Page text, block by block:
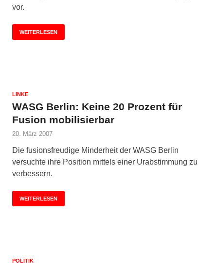
vor.
WEITERLESEN
LINKE
WASG Berlin: Keine 20 Prozent für
Fusion mobilisierbar
20. März 2007
Die fusionsfreudige Minderheit der WASG Berlin
versuchte ihre Position mittels einer Urabstimmung zu
verbessern.
WEITERLESEN
POLITIK